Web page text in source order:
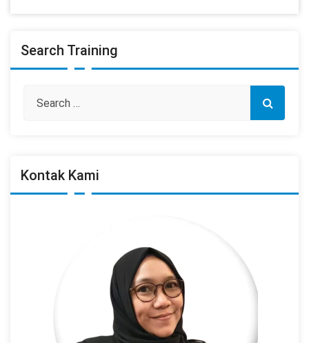
Search Training
Kontak Kami